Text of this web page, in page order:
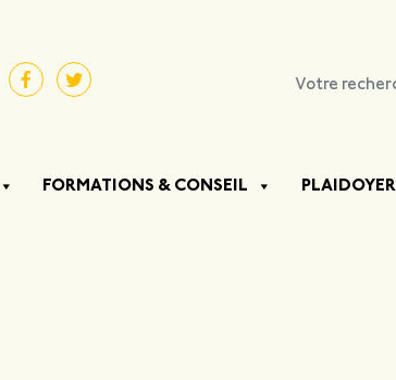
FORMATIONS & CONSEIL PLAIDOYER